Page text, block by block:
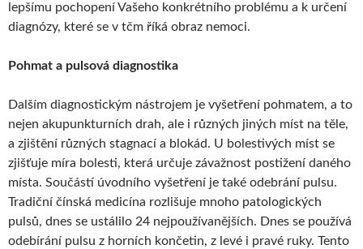
lepšímu pochopení Vašeho konkrétního problému a k určení
diagnózy, které se v tčm říká obraz nemoci.
Pohmat a pulsová diagnostika
Dalším diagnostickým nástrojem je vyšetření pohmatem, a to
nejen akupunkturních drah, ale i různých jiných míst na těle,
a zjištění různých stagnací a blokád. U bolestivých míst se
zjišťuje míra bolesti, která určuje závažnost postižení daného
místa. Součástí úvodního vyšetření je také odebrání pulsu.
Tradiční čínská medicína rozlišuje mnoho patologických
pulsů, dnes se ustálilo 24 nejpoužívanějších. Dnes se používá
odebírání pulsu z horních končetin, z levé i pravé ruky. Tento